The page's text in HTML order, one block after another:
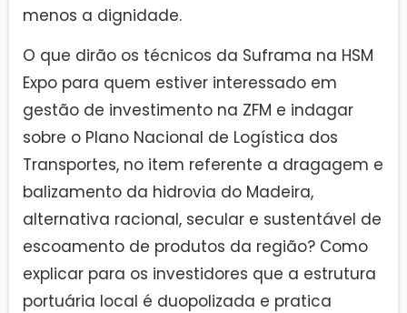
menos a dignidade.
O que dirão os técnicos da Suframa na HSM
Expo para quem estiver interessado em
gestão de investimento na ZFM e indagar
sobre o Plano Nacional de Logística dos
Transportes, no item referente a dragagem e
balizamento da hidrovia do Madeira,
alternativa racional, secular e sustentável de
escoamento de produtos da região? Como
explicar para os investidores que a estrutura
portuária local é duopolizada e pratica